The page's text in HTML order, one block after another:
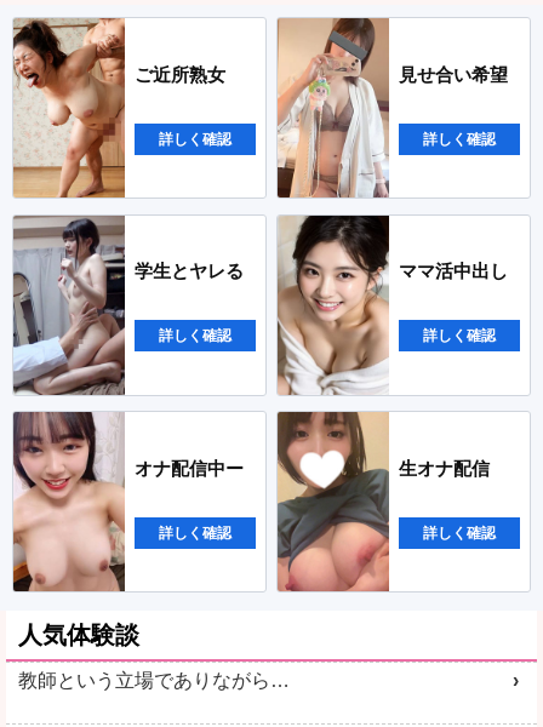
ご近所熟女
詳しく確認
見せ合い希望
詳しく確認
学生とヤレる
詳しく確認
ママ活中出し
詳しく確認
オナ配信中ー
詳しく確認
生オナ配信
詳しく確認
人気体験談
教師という立場でありながら…